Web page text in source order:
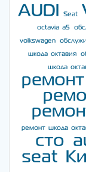
AUDI Seat
octavia a5
volkswagen
шкода октавия
шкода
ремонт шкода
сто
seat